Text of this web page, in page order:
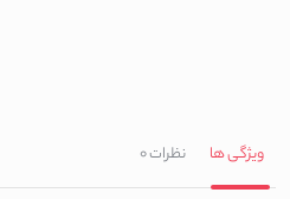
ویژگی ها نظرات0